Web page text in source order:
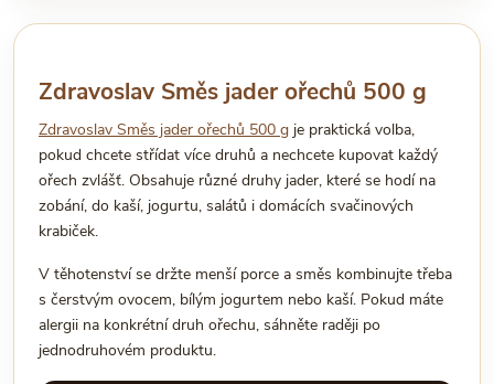
Zdravoslav Směs jader ořechů 500 g
Zdravoslav Směs jader ořechů 500 g je praktická volba,
pokud chcete střídat více druhů a nechcete kupovat každý
ořech zvlášť. Obsahuje různé druhy jader, které se hodí na
zobání, do kaší, jogurtu, salátů i domácích svačinových
krabiček.
V těhotenství se držte menší porce a směs kombinujte třeba
s čerstvým ovocem, bílým jogurtem nebo kaší. Pokud máte
alergii na konkrétní druh ořechu, sáhněte raději po
jednodruhovém produktu.